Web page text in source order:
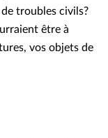
troubles civils?
être à
vos objets de